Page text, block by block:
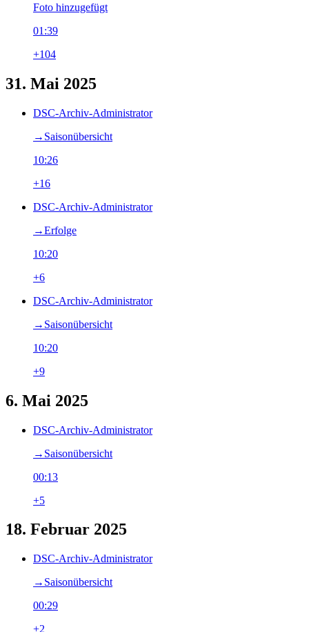
Foto hinzugefügt
01:39
+104
31. Mai 2025
DSC-Archiv-Administrator
→‎Saisonübersicht
10:26
+16
DSC-Archiv-Administrator
→‎Erfolge
10:20
+6
DSC-Archiv-Administrator
→‎Saisonübersicht
10:20
+9
6. Mai 2025
DSC-Archiv-Administrator
→‎Saisonübersicht
00:13
+5
18. Februar 2025
DSC-Archiv-Administrator
→‎Saisonübersicht
00:29
+2